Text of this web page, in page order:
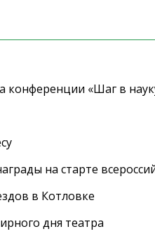
конференции «Шаг в
на старте
в Котловке
дня театра